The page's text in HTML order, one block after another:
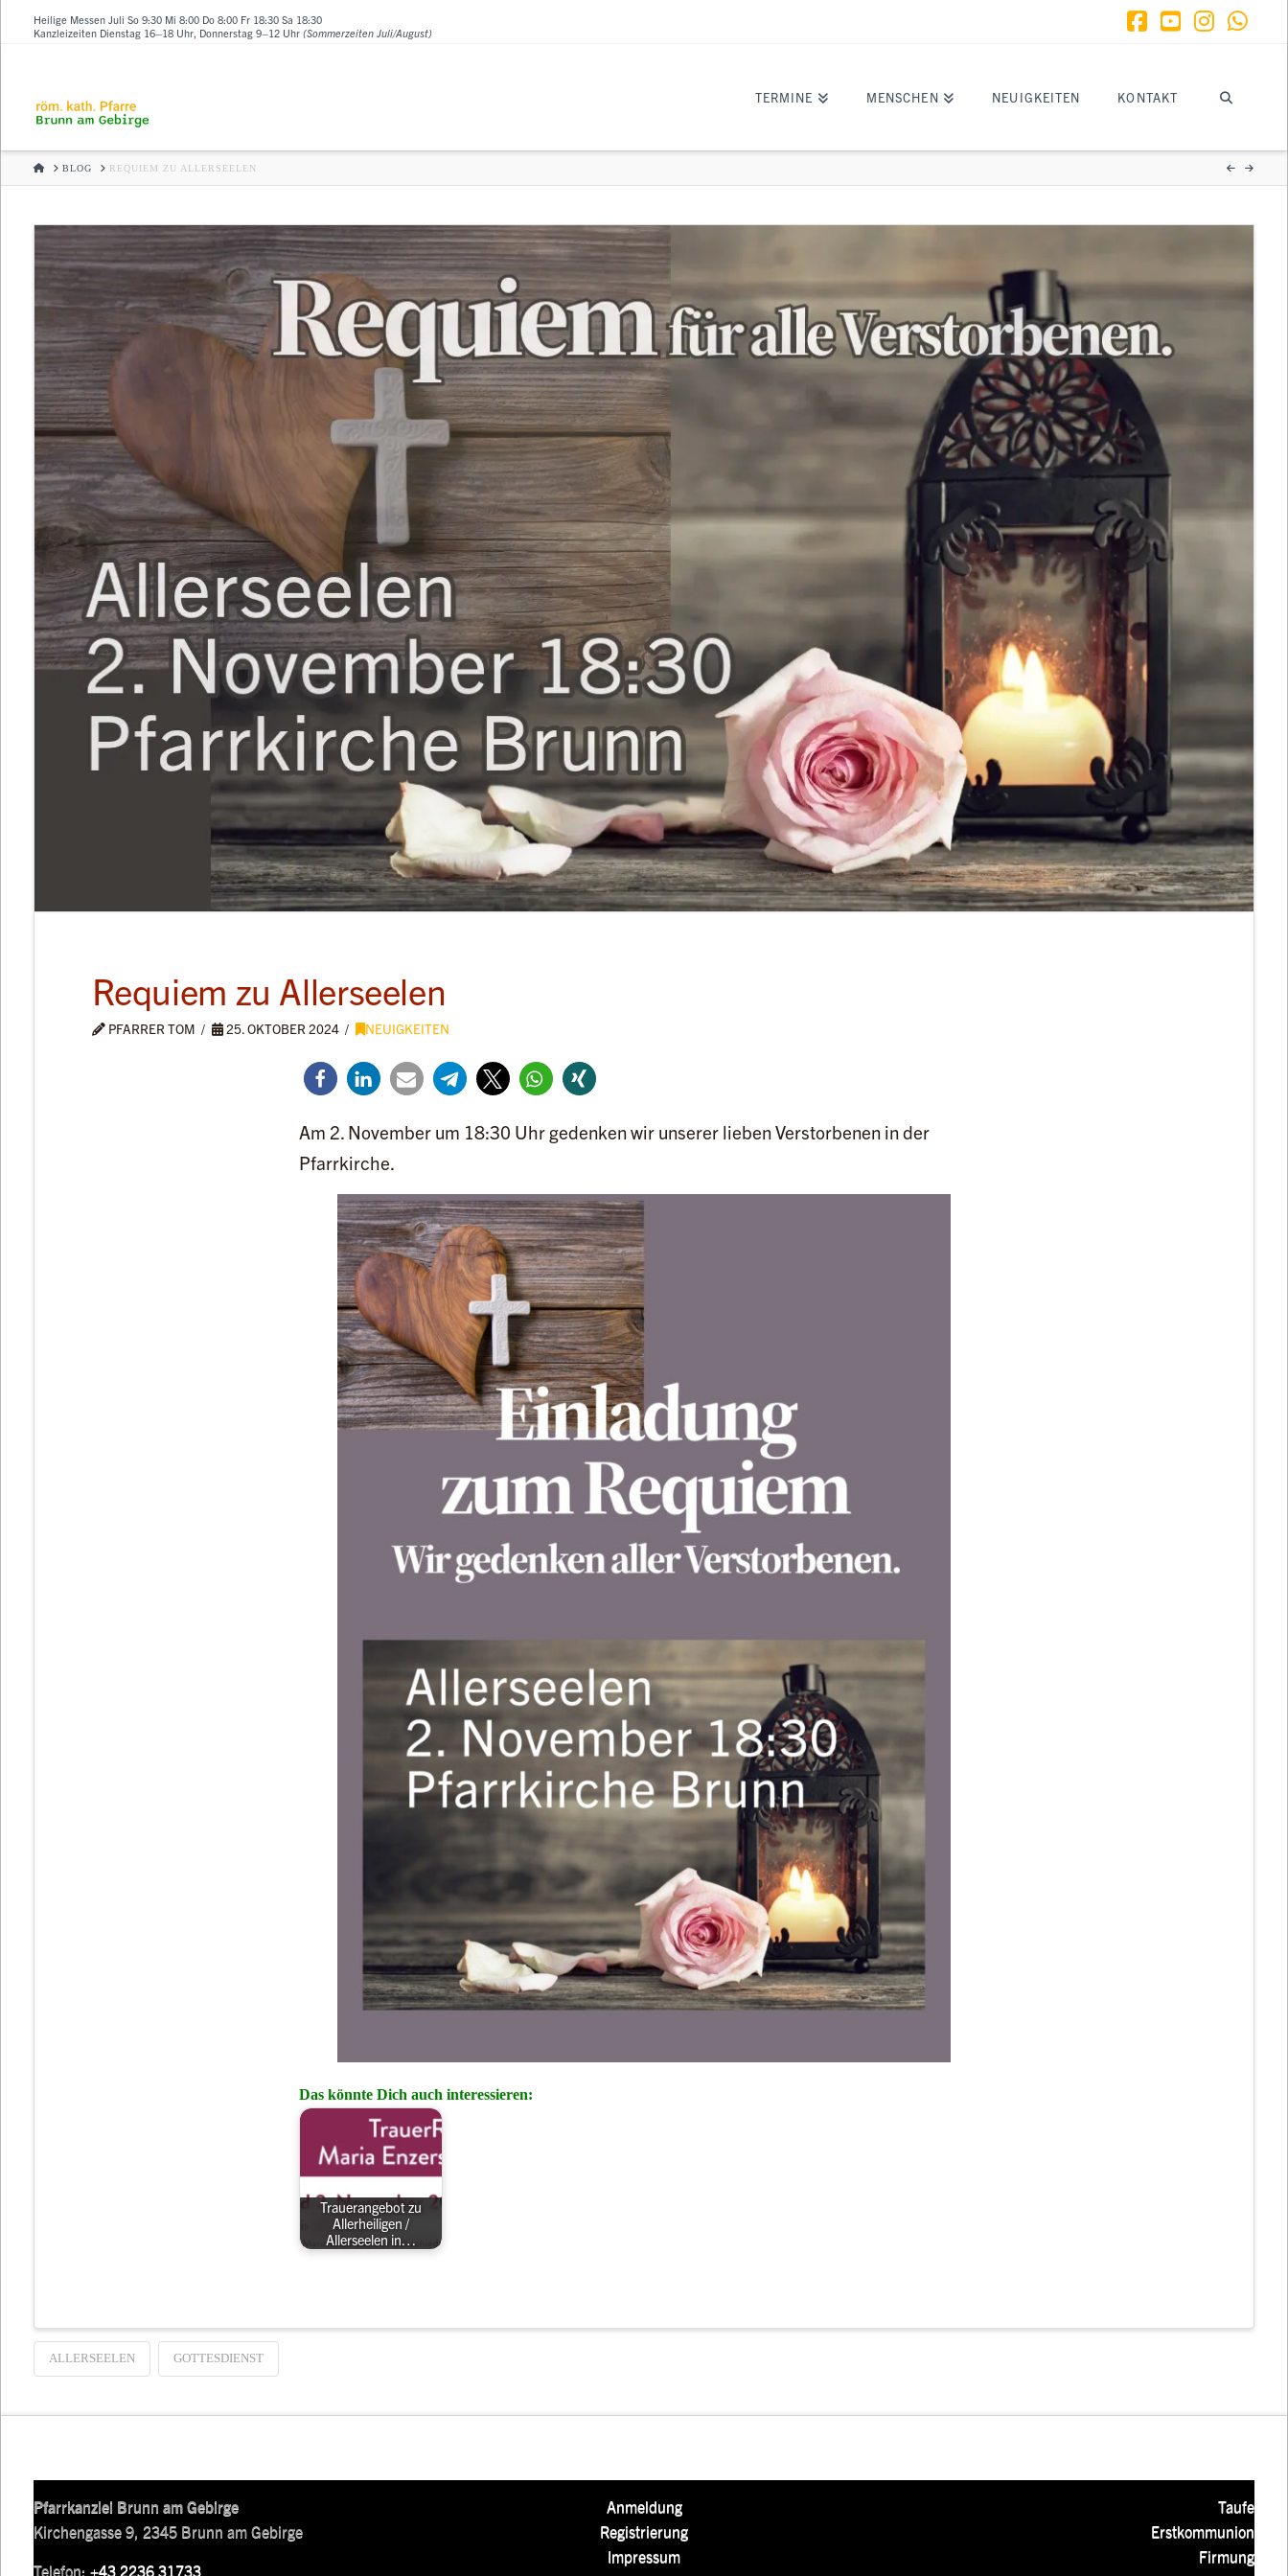
Heilige Messen Juli So 9:30 Mi 8:00 Do 8:00 Fr 18:30 Sa 18:30
Kanzleizeiten Dienstag 16–18 Uhr, Donnerstag 9–12 Uhr (Sommerzeiten Juli/August)
TERMINE MENSCHEN NEUIGKEITEN KONTAKT
HOMEBLOG REQUIEM ZU ALLERSEELEN
Requiem zu Allerseelen
PFARRER TOM 25. OKTOBER 2024 NEUIGKEITEN
Am 2. November um 18:30 Uhr gedenken wir unserer lieben Verstorbenen in der
Pfarrkirche.
Das könnte Dich auch interessieren:
Trauerangebot zu
Allerheiligen /
Allerseelen in…
ALLERSEELEN GOTTESDIENST
Pfarrkanzlei Brunn am Gebirge
Kirchengasse 9, 2345 Brunn am Gebirge
Telefon: +43 2236 31733
Anmeldung
Registrierung
Impressum
Taufe
Erstkommunion
Firmung